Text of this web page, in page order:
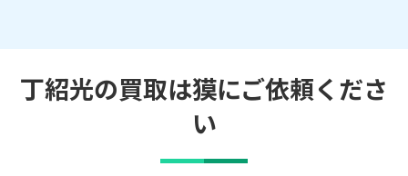
丁紹光の買取は獏にご依頼くださ
い